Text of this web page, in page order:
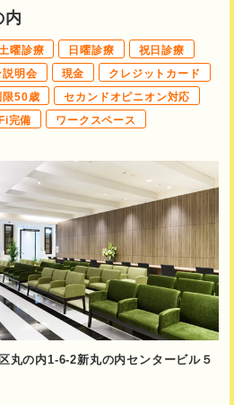
内
曜診療 日曜診療
祝日診療
説明会 現金
クレジットカード
限50歳
セカンドオピニオン対応
完備
ワークスペース
丸の内1-6-2新丸の内センタービル５